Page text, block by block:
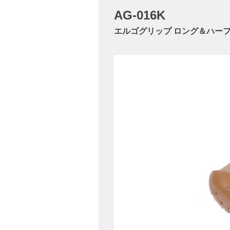
AG-016K
エルゴグリップ ロング＆ハー